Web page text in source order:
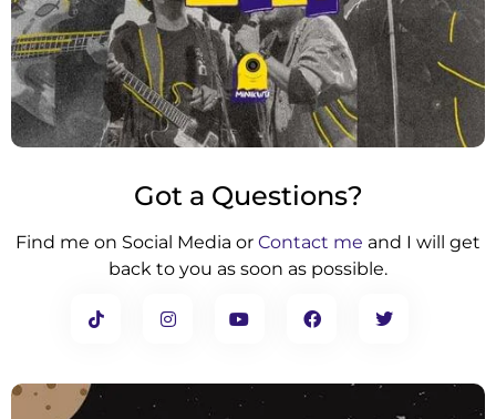
Got a Questions?
Find me on Social Media or Contact me and I will get
back to you as soon as possible.